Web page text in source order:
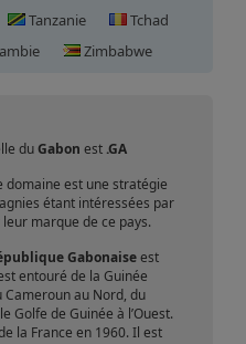
Tanzanie
Tchad
Zimbabwe
domaine
duGabon est .GA
domaine est une stratégie
étant intéressées par
marque de ce pays.
Gabonaiseest
entouré de la Guinée
au Nord, du
Golfe de Guinée à l’Ouest.
la France en 1960. Il est